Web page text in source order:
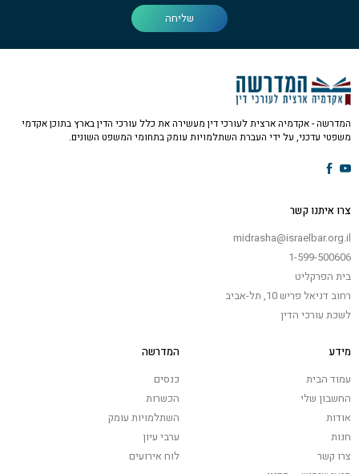
שליחה
המדרשה - אקדמיה ארצית לעורכי דין מעשירה את כלל עורכי הדין בארץ בתוכן אקדמי
משפטי עדכני, על ידי העברת השתלמויות עומק בתחומי המשפט השונים.
צרו איתנו קשר
midrasha@israelbar.org.il
1-599-500606
בית הפרקליט
רחוב דניאל פריש 10, תל-אביב
לשכת עורכי הדין
מידע
עמוד הבית
החשבון שלי
אודות
חנות
צרו קשר
המדרשה
כנסים
הכשרות
השתלמויות עומק
ערבי עיון
לוח אירועים